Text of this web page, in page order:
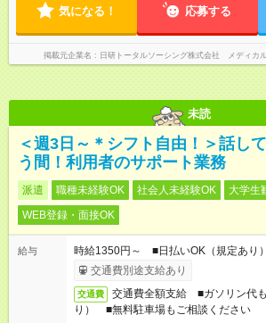
気になる！ 応募する
掲載元企業名 日研トータルソーシング株式会社 メディカ
未読
＜週3日～＊シフト自由！＞話し
う間！利用者のサポート業務
派遣 職種未経験OK 社会人未経験OK 大学生
WEB登録・面接OK
給与
時給1350円～ ■日払いOK（規定あり
交通費別途支給あり
交通費
交通費全額支給 ■ガソリン代
り） ■無料駐車場もご相談ください